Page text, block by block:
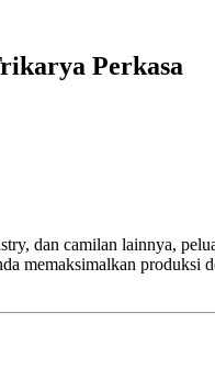
Perkasa
dan camilan lainnya,
memaksimalkan produksi